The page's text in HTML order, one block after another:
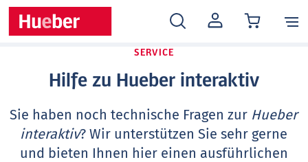
MEIN
KONTO
SERVICE
Hilfe zu Hueber interaktiv
Sie haben noch technische Fragen zur Hueber
interaktiv? Wir unterstützen Sie sehr gerne
und bieten Ihnen hier einen ausführlichen